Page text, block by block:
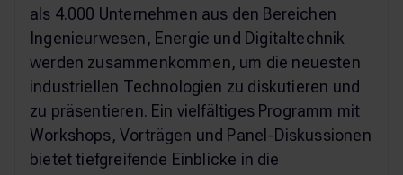
als 4.000 Unternehmen aus den Bereichen
Ingenieurwesen, Energie und Digitaltechnik
werden zusammenkommen, um die neuesten
industriellen Technologien zu diskutieren und
zu präsentieren. Ein vielfältiges Programm mit
Workshops, Vorträgen und Panel-Diskussionen
bietet tiefgreifende Einblicke in die